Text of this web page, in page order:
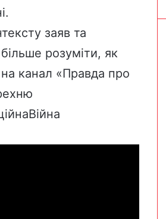
заяв та
розуміти, як
канал «Правда про